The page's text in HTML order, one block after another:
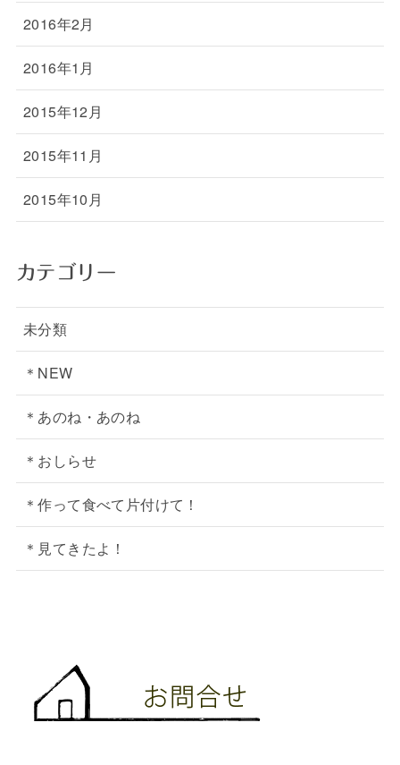
2016年2月
2016年1月
2015年12月
2015年11月
2015年10月
カテゴリー
未分類
＊NEW
＊あのね・あのね
＊おしらせ
＊作って食べて片付けて！
＊見てきたよ！